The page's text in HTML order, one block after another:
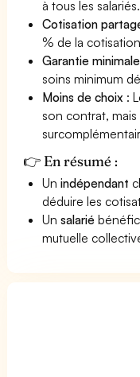
à tous les salariés.
Cotisation
% de la
Garantie minimale
soins minimum
Moins de choix :
son contrat,
👉 En résumé :
Unindépendant
déduire les
Unsalarié
mutuelle